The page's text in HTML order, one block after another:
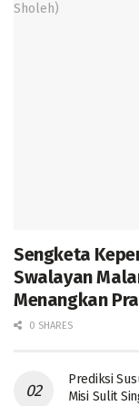
Sengketa
Swalayan
Menangkan
0 SHARES
Prediksi
Misi Sulit